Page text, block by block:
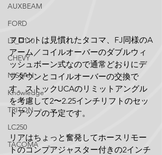
AUXBEAM
FORD
LR_D110
CHEVY
NISSAN
Knowledge
TRITON
LC250
TACOMA
フロントは見慣れたタコマ、FJ同様のA
アーム／コイルオーバーのダブルウィ
ッシュボーン式なので通常どおりにデ
フダウンとコイルオーバーの交換で
す。ストックUCAのリミットアングル
を考慮して2〜2.25インチリフトのセッ
トアップの予定です。
リアはちょっと奮発してホースリモー
トのコンプアジャスター付きの2インチ